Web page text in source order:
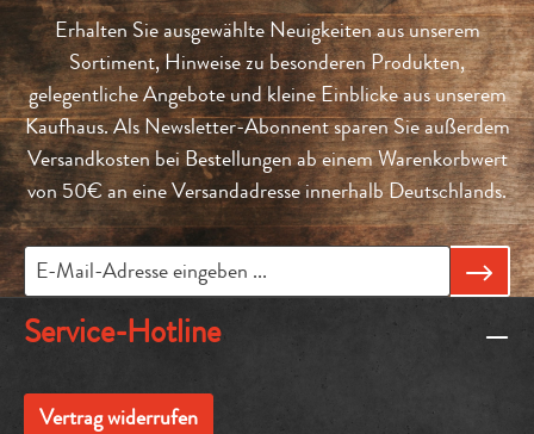
Erhalten Sie ausgewählte Neuigkeiten aus unserem
Sortiment, Hinweise zu besonderen Produkten,
gelegentliche Angebote und kleine Einblicke aus unserem
Kaufhaus. Als Newsletter-Abonnent sparen Sie außerdem
Versandkosten bei Bestellungen ab einem Warenkorbwert
von 50€ an eine Versandadresse innerhalb Deutschlands.
Service-Hotline
Vertrag widerrufen